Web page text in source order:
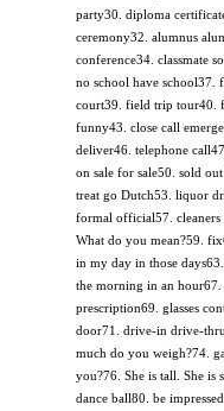
party30. diploma
ceremony32. alumnus
conference34. classmate
no school have school37.
court39. field trip tour40.
funny43. close call
deliver46. telephone
on sale for sale50. sold
treat go Dutch53. liquor
formal official57.
What do you mean?59.
in my day in those
the morning in an
prescription69. glasses
door71. drive-in drive-
much do you weigh?74.
you?76. She is tall. She is
dance ball80. be